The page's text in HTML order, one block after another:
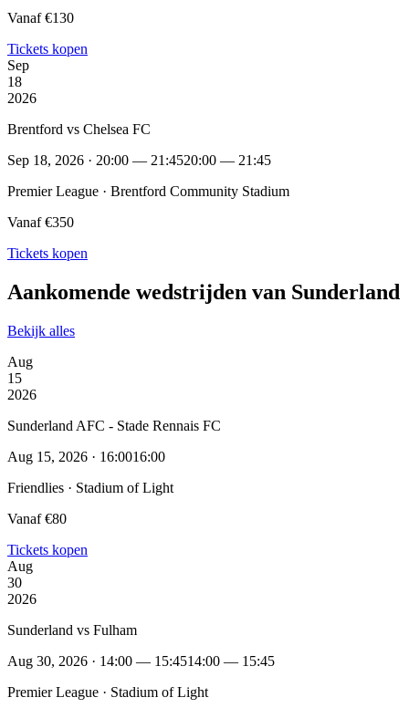
Vanaf €130
Tickets kopen
Sep
18
2026
Brentford vs Chelsea FC
Sep 18, 2026 · 20:00 — 21:4520:00 — 21:45
Premier League · Brentford Community Stadium
Vanaf €350
Tickets kopen
Aankomende wedstrijden van Sunderland
Bekijk alles
Aug
15
2026
Sunderland AFC - Stade Rennais FC
Aug 15, 2026 · 16:0016:00
Friendlies · Stadium of Light
Vanaf €80
Tickets kopen
Aug
30
2026
Sunderland vs Fulham
Aug 30, 2026 · 14:00 — 15:4514:00 — 15:45
Premier League · Stadium of Light